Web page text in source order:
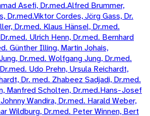
Asefi, Dr.med.Alfred Brummer,
Dr.med.Viktor Cordes, Jörg Gass, Dr.
Dr.med. Klaus Hänsel, Dr.med.
Ulrich Henn, Dr.med. Bernhard
Günther Illing, Martin Johais,
Dr.med. Wolfgang Jung, Dr.med.
Udo Prehn, Ursula Reichardt,
Dr. med. Zhabeez Sadjadi, Dr.med.
Manfred Scholten, Dr.med.Hans-Josef
Wandira, Dr.med. Harald Weber,
Wildburg, Dr.med. Peter Winnen, Bert